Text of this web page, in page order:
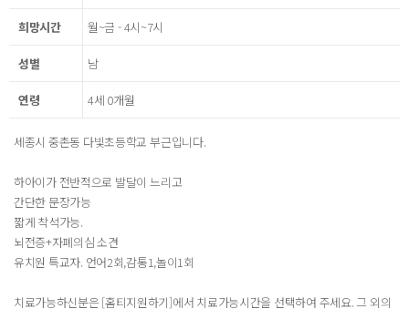
희망시간 월~금 - 4시~7시
성별 남
연령 4세 0개월
세종시 중촌동 다빛초등학교 부근입니다.
하아이가 전반적으로 발달이 느리고
간단한 문장가능
짧게 착석가능.
뇌전증+자폐의심 소견
유치원 특교자. 언어2회,감통1,놀이1회
치료가능하신분은 [홈티지원하기]에서 치료가능시간을 선택하여 주세요. 그 외의